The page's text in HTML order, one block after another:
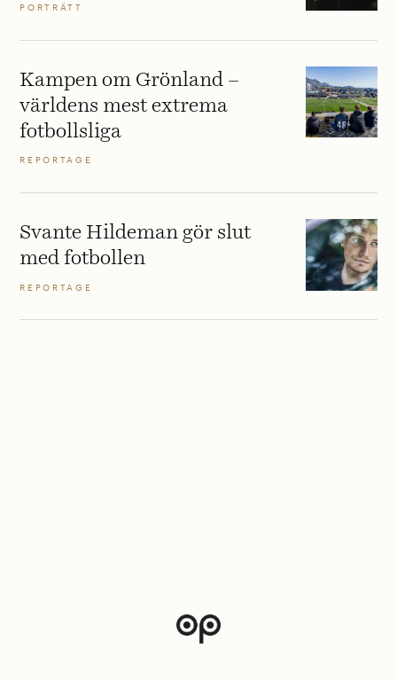
PORTRÄTT
Kampen om Grönland –
världens mest extrema
fotbollsliga
REPORTAGE
Svante Hildeman gör slut
med fotbollen
REPORTAGE